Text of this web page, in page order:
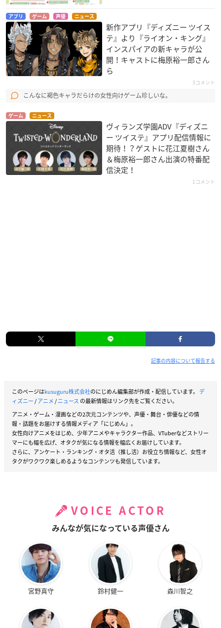
アプリ ゲーム 声優 ニュース
新作アプリ『ディズニー ツイス
テ』より『ライオン・キング』
インスパイアの新キャラが公
開！キャストに梅原裕一郎さん
ら
3コメント
こんなに褐色キャラだらけの女性向けゲーム珍しいな。
ゲーム ニュース
ヴィランズ学園ADV『ディズニ
ー ツイステ』アプリ配信情報に
期待！？ゲストに花江夏樹さん
＆梅原裕一郎さん出演の特番配
信決定！
1コメント
記事の内容について報告する
このページはkusuguru株式会社のにじめん編集部が作成・配信しています。 デ
ィズニー/アニメ/ニュース の最新情報はリンク先をご覧ください。
アニメ・ゲーム・漫画などの2次元コンテンツや、声優・舞台・俳優などの情
報・話題をお届けする情報メディア「にじめん」。
女性向けアニメをはじめ、少年アニメやキャラクター作品、VTuberなどストリー
マーにも幅を広げ、オタクが気になる情報を幅広くお届けしています。
さらに、アンケート・ランキング・オタ活（推し活）お役立ち情報など、女性オ
タクがワクワク楽しめるようなコンテンツも発信しています。
VOICE ACTOR
みんなが気になっている声優さん
宮野真守 鈴村健一 森川智之